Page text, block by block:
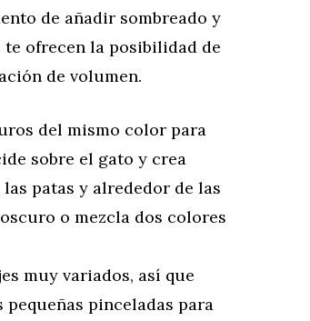
de añadir sombreado y
ofrecen la posibilidad de
de volumen.
del mismo color para
sobre el gato y crea
patas y alrededor de las
o mezcla dos colores
muy variados, así que
pinceladas para